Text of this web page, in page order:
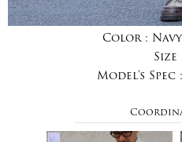
Color :
Size
Model's Spec :